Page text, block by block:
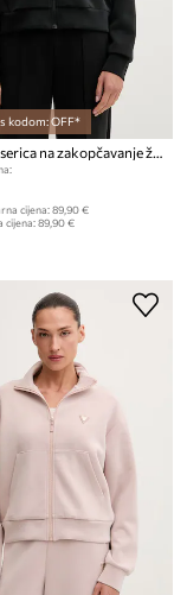
kodom: OFF*
Guess dukserica na zakopčavanje ženska s modalom OLYMPE
cijena:89,90 €
cijena:89,90 €